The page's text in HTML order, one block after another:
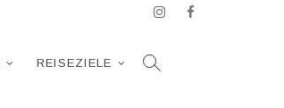
Instagram
REISEZIELE